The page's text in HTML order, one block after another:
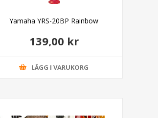
Yamaha YRS-20BP Rainbow
139,00 kr
LÄGG I VARUKORG